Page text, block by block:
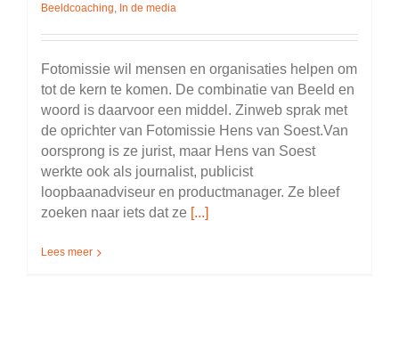
Beeldcoaching, In de media
Fotomissie wil mensen en organisaties helpen om
tot de kern te komen. De combinatie van Beeld en
woord is daarvoor een middel. Zinweb sprak met
de oprichter van Fotomissie Hens van Soest.Van
oorsprong is ze jurist, maar Hens van Soest
werkte ook als journalist, publicist
loopbaanadviseur en productmanager. Ze bleef
zoeken naar iets dat ze [...]
Lees meer